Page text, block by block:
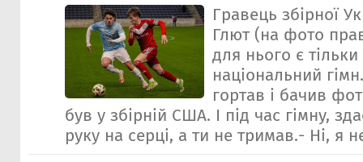
Гравець збірної
Глют (на фото
для нього є
національний
гортав і бачив
був у збірній США. І під час гімну,
руку на серці, а ти не тримав.- Ні, я